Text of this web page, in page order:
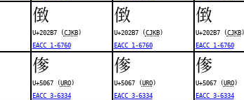
𠊷
U+202B7 (CJKB)
EACC 1-6760
𠊷
U+202B7 (CJKB)
EACC 1-6760
𠊷
U+202B7 (CJKB)
EACC 1-6760
偧
U+5067 (URO)
EACC 3-6334
偧
U+5067 (URO)
EACC 3-6334
偧
U+5067 (URO)
EACC 3-6334